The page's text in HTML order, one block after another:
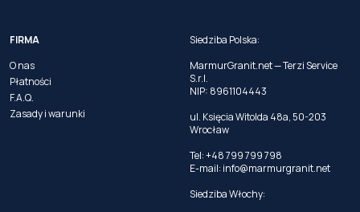
FIRMA
O nas
Płatności
F.A.Q.
Zasady i warunki
Siedziba Polska:
MarmurGranit.net — Terzi Service
S.r.l.
NIP: 8961104443
ul. Księcia Witolda 48a, 50-203
Wrocław
Tel: +48 799 799 798
E-mail: info@marmurgranit.net
Siedziba Włochy: